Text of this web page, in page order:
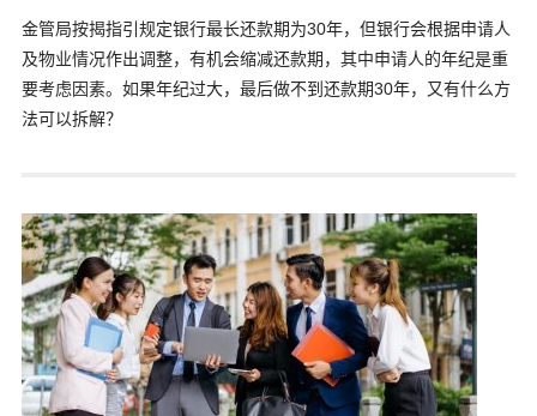
金管局按揭指引规定银行最长还款期为30年，但银行会根据申请人
及物业情况作出调整，有机会缩减还款期，其中申请人的年纪是重
要考虑因素。如果年纪过大，最后做不到还款期30年，又有什么方
法可以拆解？